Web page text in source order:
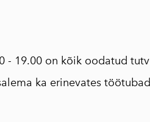
- 19.00 on kõik oodatud
ka erinevates